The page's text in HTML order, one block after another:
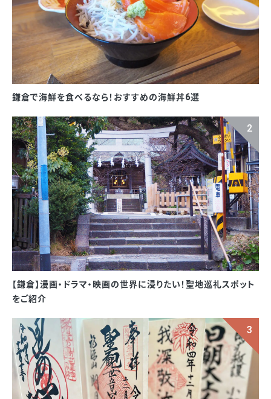
鎌倉で海鮮を食べるなら！おすすめの海鮮丼6選
【鎌倉】漫画・ドラマ・映画の世界に浸りたい！聖地巡礼スポット
をご紹介